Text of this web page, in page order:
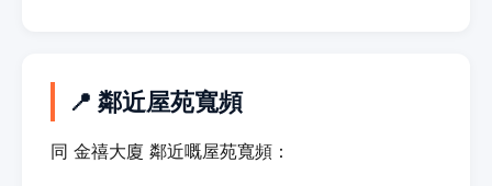
📍 鄰近屋苑寬頻
同 金禧大廈 鄰近嘅屋苑寬頻：